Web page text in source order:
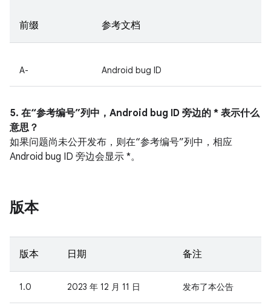
前缀 参考文档
A- Android bug ID
5. 在“参考编号”列中，Android bug ID 旁边的 * 表示什么
意思？
如果问题尚未公开发布，则在“参考编号”列中，相应
Android bug ID 旁边会显示 *。
版本
版本 日期 备注
1.0 2023 年 12 月 11 日 发布了本公告